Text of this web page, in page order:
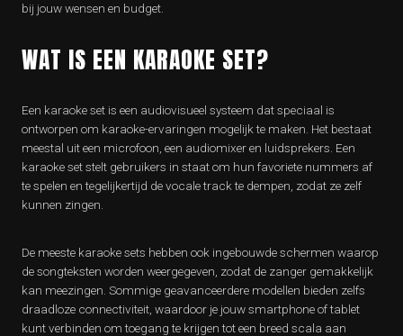
bij jouw wensen en budget.
WAT IS EEN KARAOKE SET?
Een karaoke set is een audiovisueel systeem dat speciaal is
ontworpen om karaoke-ervaringen mogelijk te maken. Het bestaat
meestal uit een microfoon, een audiomixer en luidsprekers. Een
karaoke set stelt gebruikers in staat om hun favoriete nummers af
te spelen en tegelijkertijd de vocale track te dempen, zodat ze zelf
kunnen zingen.
De meeste karaoke sets hebben ook ingebouwde schermen waarop
de songteksten worden weergegeven, zodat de zanger gemakkelijk
kan meezingen. Sommige geavanceerdere modellen bieden zelfs
draadloze connectiviteit, waardoor je jouw smartphone of tablet
kunt verbinden om toegang te krijgen tot een breed scala aan